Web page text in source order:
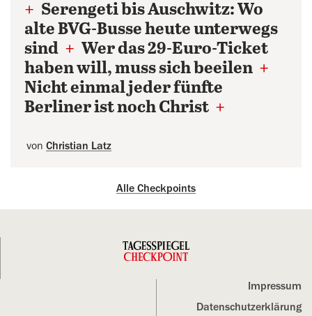
+ Serengeti bis Auschwitz: Wo
alte BVG-Busse heute unterwegs
sind + Wer das 29-Euro-Ticket
haben will, muss sich beeilen +
Nicht einmal jeder fünfte
Berliner ist noch Christ +
von Christian Latz
Alle Checkpoints
Impressum
Datenschutz­erklärung